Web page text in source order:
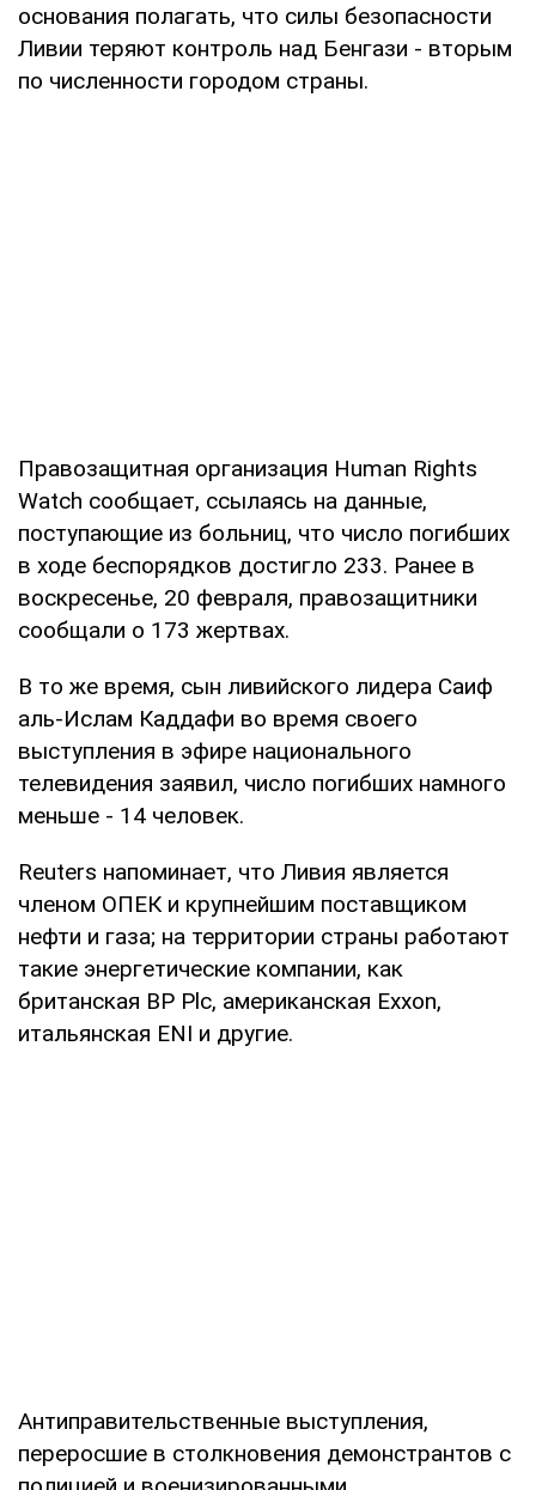
основания полагать, что силы безопасности
Ливии теряют контроль над Бенгази - вторым
по численности городом страны.
Правозащитная организация Human Rights
Watch сообщает, ссылаясь на данные,
поступающие из больниц, что число погибших
в ходе беспорядков достигло 233. Ранее в
воскресенье, 20 февраля, правозащитники
сообщали о 173 жертвах.
В то же время, сын ливийского лидера Саиф
аль-Ислам Каддафи во время своего
выступления в эфире национального
телевидения заявил, число погибших намного
меньше - 14 человек.
Reuters напоминает, что Ливия является
членом ОПЕК и крупнейшим поставщиком
нефти и газа; на территории страны работают
такие энергетические компании, как
британская BP Plc, американская Exxon,
итальянская ENI и другие.
Антиправительственные выступления,
переросшие в столкновения демонстрантов с